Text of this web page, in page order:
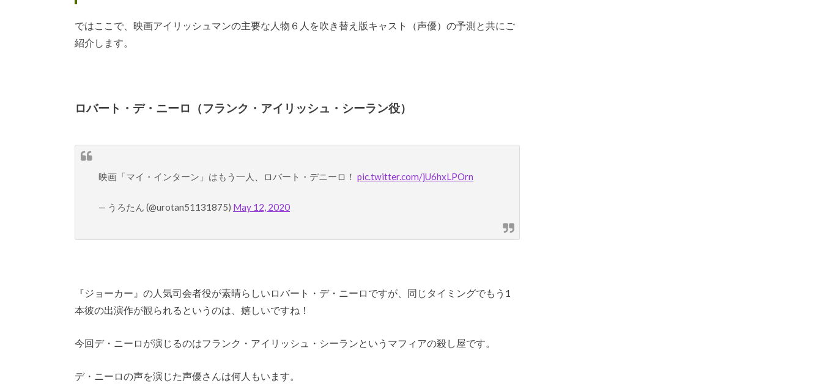
ではここで、映画アイリッシュマンの主要な人物６人を吹き替え版キャスト（声優）の予測と共にご
紹介します。
ロバート・デ・ニーロ（フランク・アイリッシュ・シーラン役）
映画「マイ・インターン」はもう一人、ロバート・デニーロ！ pic.twitter.com/jU6hxLPOrn
— うろたん (@urotan51131875) May 12, 2020
『ジョーカー』の人気司会者役が素晴らしいロバート・デ・ニーロですが、同じタイミングでもう1
本彼の出演作が観られるというのは、嬉しいですね！
今回デ・ニーロが演じるのはフランク・アイリッシュ・シーランというマフィアの殺し屋です。
デ・ニーロの声を演じた声優さんは何人もいます。